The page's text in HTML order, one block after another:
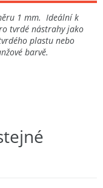
1 mm. Ideální k
tvrdé nástrahy jako
plastu nebo
barvě.